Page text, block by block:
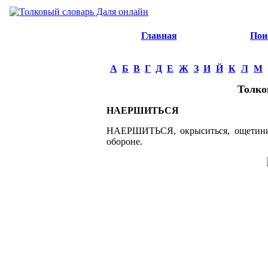
Главная
А Б В Г Д Е Ж З И Й К Л М
НАЕРШИТЬСЯ
НАЕРШИТЬСЯ, окрыситься,
обороне.